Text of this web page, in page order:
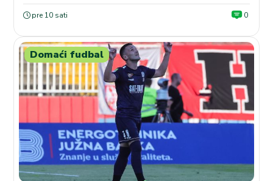
pre 10 sati 0
Domaći fudbal